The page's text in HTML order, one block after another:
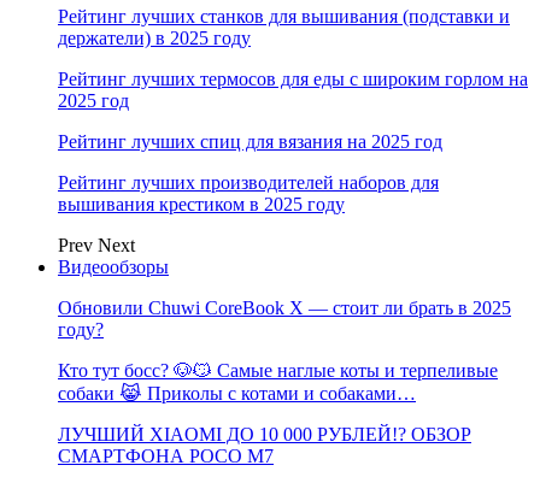
Рейтинг лучших станков для вышивания (подставки и
держатели) в 2025 году
Рейтинг лучших термосов для еды с широким горлом на
2025 год
Рейтинг лучших спиц для вязания на 2025 год
Рейтинг лучших производителей наборов для
вышивания крестиком в 2025 году
Prev Next
Видеообзоры
Обновили Chuwi CoreBook X — стоит ли брать в 2025
году?
Кто тут босс? 🐶😼 Самые наглые коты и терпеливые
собаки 😹 Приколы с котами и собаками…
ЛУЧШИЙ XIAOMI ДО 10 000 РУБЛЕЙ!? ОБЗОР
СМАРТФОНА POCO M7